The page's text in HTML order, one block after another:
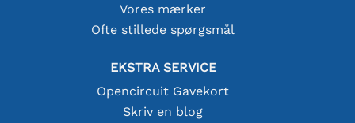
Vores mærker
Ofte stillede spørgsmål
EKSTRA SERVICE
Opencircuit Gavekort
Skriv en blog